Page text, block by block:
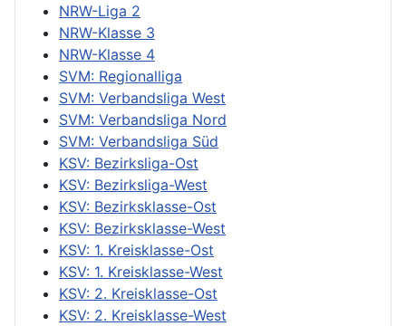
NRW-Liga 2
NRW-Klasse 3
NRW-Klasse 4
SVM: Regionalliga
SVM: Verbandsliga West
SVM: Verbandsliga Nord
SVM: Verbandsliga Süd
KSV: Bezirksliga-Ost
KSV: Bezirksliga-West
KSV: Bezirksklasse-Ost
KSV: Bezirksklasse-West
KSV: 1. Kreisklasse-Ost
KSV: 1. Kreisklasse-West
KSV: 2. Kreisklasse-Ost
KSV: 2. Kreisklasse-West